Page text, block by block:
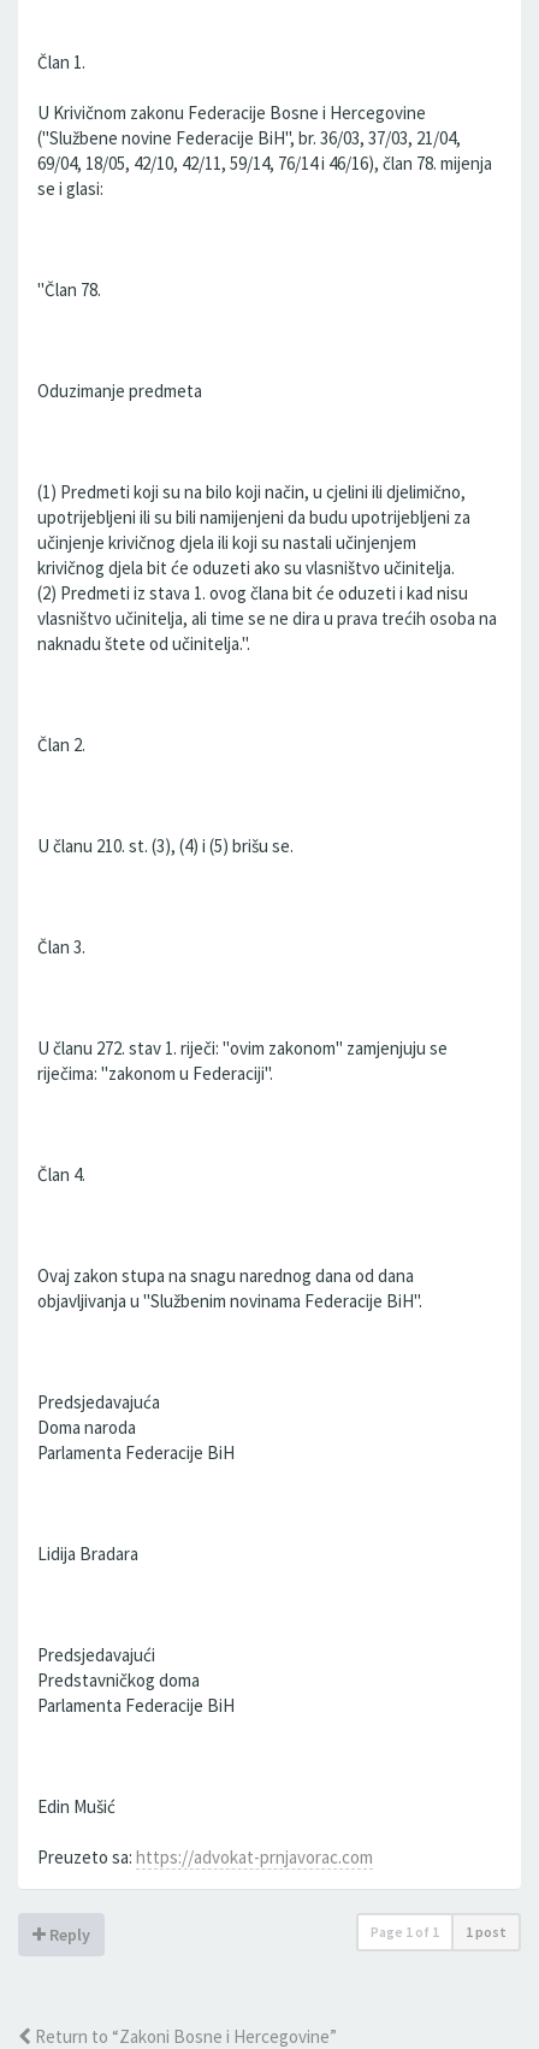
Član 1.
U Krivičnom zakonu Federacije Bosne i Hercegovine
("Službene novine Federacije BiH", br. 36/03, 37/03, 21/04,
69/04, 18/05, 42/10, 42/11, 59/14, 76/14 i 46/16), član 78. mijenja
se i glasi:
"Član 78.
Oduzimanje predmeta
(1) Predmeti koji su na bilo koji način, u cjelini ili djelimično,
upotrijebljeni ili su bili namijenjeni da budu upotrijebljeni za
učinjenje krivičnog djela ili koji su nastali učinjenjem
krivičnog djela bit će oduzeti ako su vlasništvo učinitelja.
(2) Predmeti iz stava 1. ovog člana bit će oduzeti i kad nisu
vlasništvo učinitelja, ali time se ne dira u prava trećih osoba na
naknadu štete od učinitelja.".
Član 2.
U članu 210. st. (3), (4) i (5) brišu se.
Član 3.
U članu 272. stav 1. riječi: "ovim zakonom" zamjenjuju se
riječima: "zakonom u Federaciji".
Član 4.
Ovaj zakon stupa na snagu narednog dana od dana
objavljivanja u "Službenim novinama Federacije BiH".
Predsjedavajuća
Doma naroda
Parlamenta Federacije BiH
Lidija Bradara
Predsjedavajući
Predstavničkog doma
Parlamenta Federacije BiH
Edin Mušić
Preuzeto sa: https://advokat-prnjavorac.com
Reply Page 1 of 1 1 post
Return to “Zakoni Bosne i Hercegovine”